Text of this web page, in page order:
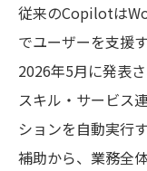
従来のCopilotは
でユーザーを支援
2026年5月に発表
スキル・サービス
ションを自動実行
補助から、業務全